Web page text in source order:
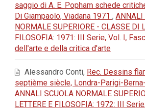
saggio di A. E. Popham schede
Di Giampaolo, Viadana 1971 , ANNALI
NORMALE SUPERIORE - CLASSE DI
FILOSOFIA: 1971: III Serie, Vol. I,
dell'arte e della critica d'arte
Alessandro Conti, Rec. Dessins
septième siècle, Londra-Parigi-
ANNALI SCUOLA NORMALE
LETTERE E FILOSOFIA: 1972: III